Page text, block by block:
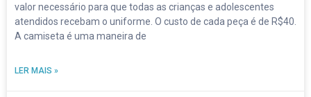
valor necessário para que todas as crianças e adolescentes
atendidos recebam o uniforme. O custo de cada peça é de R$40.
A camiseta é uma maneira de
LER MAIS »